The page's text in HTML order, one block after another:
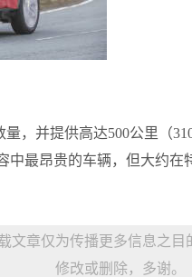
，并提供高达500公里（
中最昂贵的车辆，但大约在
文章仅为传播更多信息之
修改或删除，多谢。